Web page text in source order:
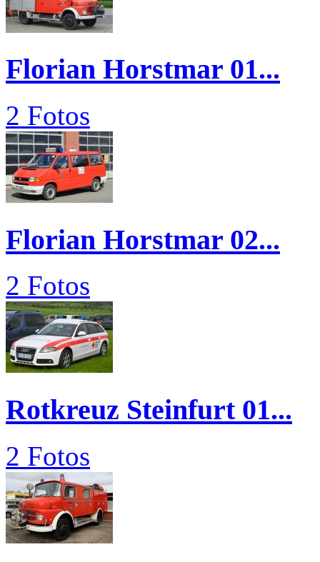
Florian Horstmar 01...
2 Fotos
Florian Horstmar 02...
2 Fotos
Rotkreuz Steinfurt 01...
2 Fotos